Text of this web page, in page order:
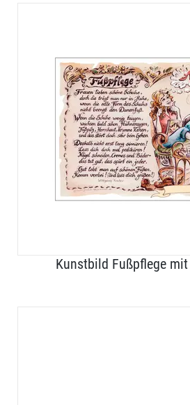
Kunstbild Fußpflege